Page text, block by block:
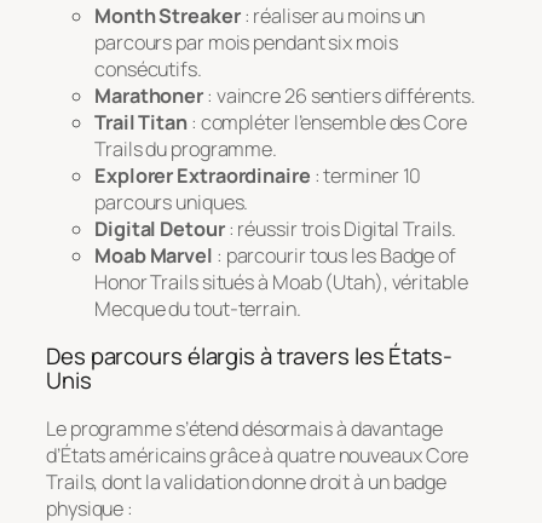
Month Streaker: réaliser au moins un
parcours par mois pendant six mois
consécutifs.
Marathoner: vaincre 26 sentiers différents.
Trail Titan: compléter l’ensemble desCore
Trailsdu programme.
Explorer Extraordinaire : terminer 10
parcours uniques.
Digital Detour: réussir troisDigital Trails.
Moab Marvel : parcourir tous lesBadge of
Honor Trailssitués à Moab (Utah), véritable
Mecque du tout-terrain.
Des parcours élargis à travers les États-
Unis
Le programme s’étend désormais à davantage
d’États américains grâce à quatre nouveauxCore
Trails, dont la validation donne droit à un badge
physique :